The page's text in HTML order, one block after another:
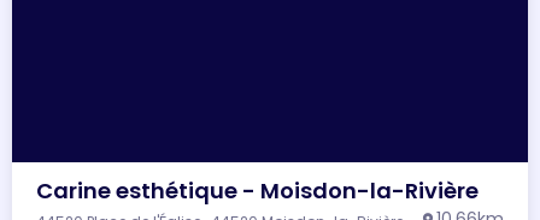
Carine esthétique - Moisdon-la-Rivière